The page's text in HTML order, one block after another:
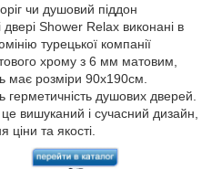
чи душовий піддон
двері Shower Relax виконані в
турецької компанії
хрому з 6 мм матовим,
має розміри 90x190см.
герметичність душових дверей.
вишуканий і сучасний дизайн,
ціни та якості.